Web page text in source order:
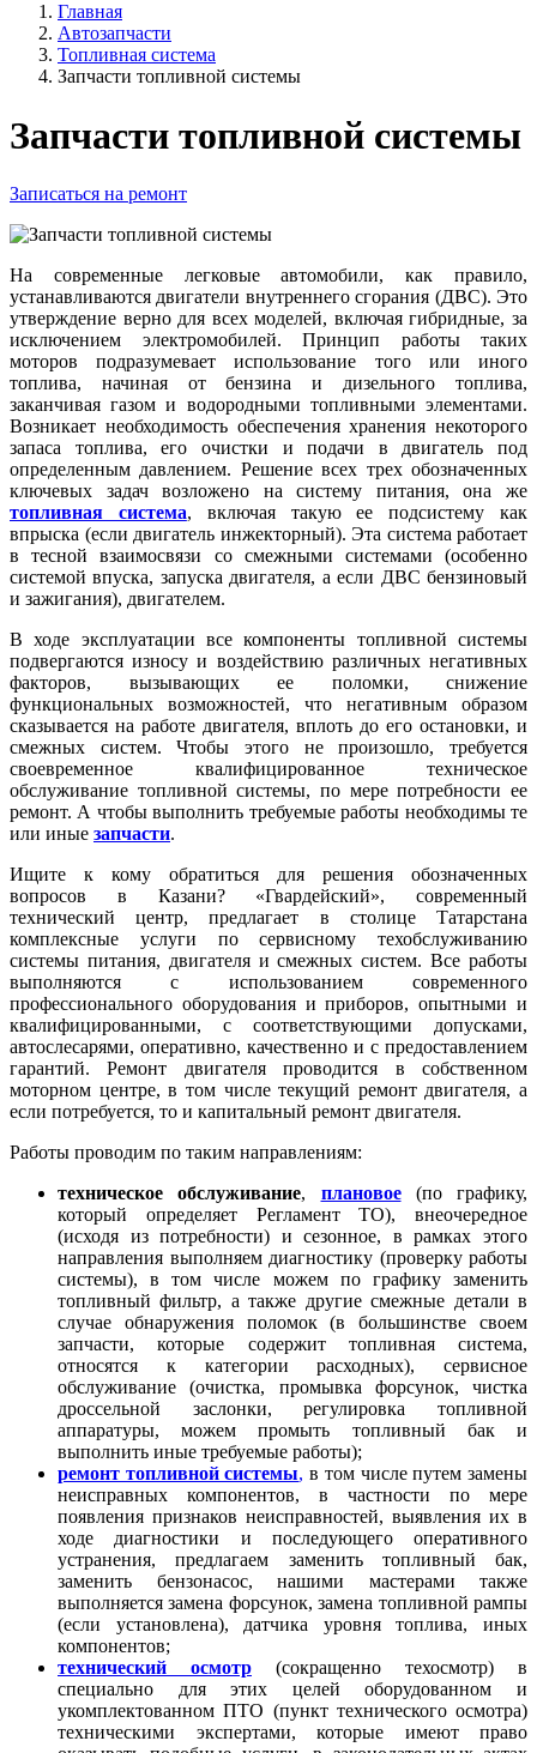
Главная
Автозапчасти
Топливная система
Запчасти топливной системы
Запчасти топливной системы
Записаться на ремонт
На современные легковые автомобили, как правило,
устанавливаются двигатели внутреннего сгорания (ДВС). Это
утверждение верно для всех моделей, включая гибридные, за
исключением электромобилей. Принцип работы таких
моторов подразумевает использование того или иного
топлива, начиная от бензина и дизельного топлива,
заканчивая газом и водородными топливными элементами.
Возникает необходимость обеспечения хранения некоторого
запаса топлива, его очистки и подачи в двигатель под
определенным давлением. Решение всех трех обозначенных
ключевых задач возложено на систему питания, она же
топливная система, включая такую ее подсистему как
впрыска (если двигатель инжекторный). Эта система работает
в тесной взаимосвязи со смежными системами (особенно
системой впуска, запуска двигателя, а если ДВС бензиновый
и зажигания), двигателем.
В ходе эксплуатации все компоненты топливной системы
подвергаются износу и воздействию различных негативных
факторов, вызывающих ее поломки, снижение
функциональных возможностей, что негативным образом
сказывается на работе двигателя, вплоть до его остановки, и
смежных систем. Чтобы этого не произошло, требуется
своевременное квалифицированное техническое
обслуживание топливной системы, по мере потребности ее
ремонт. А чтобы выполнить требуемые работы необходимы те
или иные запчасти.
Ищите к кому обратиться для решения обозначенных
вопросов в Казани? «Гвардейский», современный
технический центр, предлагает в столице Татарстана
комплексные услуги по сервисному техобслуживанию
системы питания, двигателя и смежных систем. Все работы
выполняются с использованием современного
профессионального оборудования и приборов, опытными и
квалифицированными, с соответствующими допусками,
автослесарями, оперативно, качественно и с предоставлением
гарантий. Ремонт двигателя проводится в собственном
моторном центре, в том числе текущий ремонт двигателя, а
если потребуется, то и капитальный ремонт двигателя.
Работы проводим по таким направлениям:
техническое обслуживание, плановое(по графику,
который определяет Регламент ТО), внеочередное
(исходя из потребности) и сезонное, в рамках этого
направления выполняем диагностику (проверку работы
системы), в том числе можем по графику заменить
топливный фильтр, а также другие смежные детали в
случае обнаружения поломок (в большинстве своем
запчасти, которые содержит топливная система,
относятся к категории расходных), сервисное
обслуживание (очистка, промывка форсунок, чистка
дроссельной заслонки, регулировка топливной
аппаратуры, можем промыть топливный бак и
выполнить иные требуемые работы);
ремонт топливной системы, в том числе путем замены
неисправных компонентов, в частности по мере
появления признаков неисправностей, выявления их в
ходе диагностики и последующего оперативного
устранения, предлагаем заменить топливный бак,
заменить бензонасос, нашими мастерами также
выполняется замена форсунок, замена топливной рампы
(если установлена), датчика уровня топлива, иных
компонентов;
технический осмотр (сокращенно техосмотр) в
специально для этих целей оборудованном и
укомплектованном ПТО (пункт технического осмотра)
техническими экспертами, которые имеют право